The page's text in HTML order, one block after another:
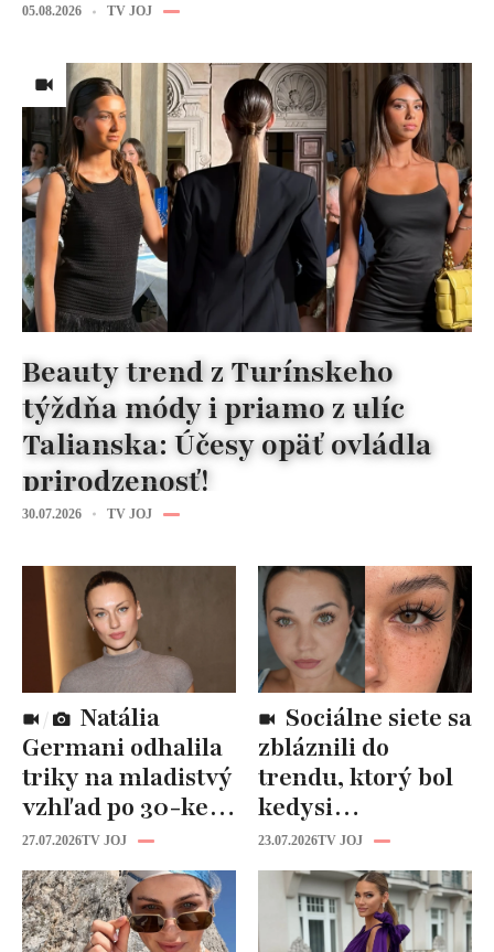
05.08.2026 TV JOJ
Beauty trend z Turínskeho
týždňa módy i priamo z ulíc
Talianska: Účesy opäť ovládla
prirodzenosť!
30.07.2026 TV JOJ
Germani odhalila
triky na mladistvý
vzhľad po 30-ke:
Fungujú lepšie
než drahá
kozmetika
27.07.2026TV JOJ
zbláznili do
trendu, ktorý bol
kedysi
katastrofou:
„Mušie nohy“ sú
späť!
23.07.2026TV JOJ